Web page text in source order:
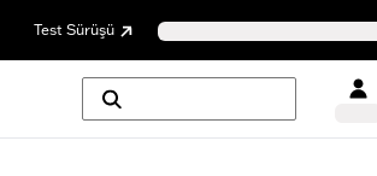
Test Sürüşü